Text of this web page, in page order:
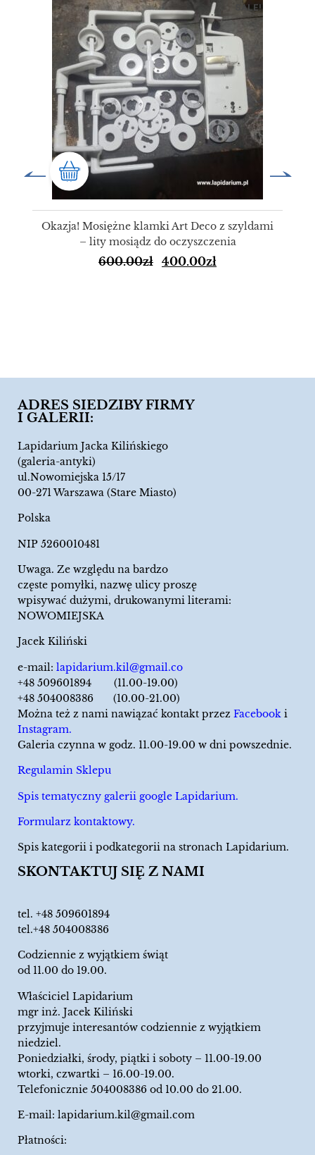
SALE!
Okazja! Mosiężne klamki Art Deco z szyldami
– lity mosiądz do oczyszczenia
600.00zł 400.00zł
ADRES SIEDZIBY FIRMY
I GALERII:
Lapidarium Jacka Kilińskiego
(galeria-antyki)
ul.Nowomiejska 15/17
00-271 Warszawa (Stare Miasto)
Polska
NIP 5260010481
Uwaga. Ze względu na bardzo
częste pomyłki, nazwę ulicy proszę
wpisywać dużymi, drukowanymi literami:
NOWOMIEJSKA
Jacek Kiliński
e-mail: lapidarium.kil@gmail.co
+48 509601894 (11.00-19.00)
+48 504008386 (10.00-21.00)
Można też z nami nawiązać kontakt przez Facebook i
Instagram.
Galeria czynna w godz. 11.00-19.00 w dni powszednie.
Regulamin Sklepu
Spis tematyczny galerii google Lapidarium.
Formularz kontaktowy.
Spis kategorii i podkategorii na stronach Lapidarium.
SKONTAKTUJ SIĘ Z NAMI
tel. +48 509601894
tel.+48 504008386
Codziennie z wyjątkiem świąt
od 11.00 do 19.00.
Właściciel Lapidarium
mgr inż. Jacek Kiliński
przyjmuje interesantów codziennie z wyjątkiem
niedziel.
Poniedziałki, środy, piątki i soboty – 11.00-19.00
wtorki, czwartki – 16.00-19.00.
Telefonicznie 504008386 od 10.00 do 21.00.
E-mail: lapidarium.kil@gmail.com
Płatności: